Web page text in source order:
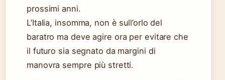
prossimi anni.
L’Italia, insomma, non è sull’orlo del
baratro ma deve agire ora per evitare che
il futuro sia segnato da margini di
manovra sempre più stretti.